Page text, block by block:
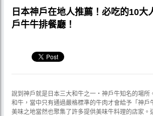
日本神戶在地人推薦！必吃的10大
戶牛牛排餐廳！
說到神戶就是日本三大和牛之一‧神戶牛知名的場所
和牛，當中只有通過嚴格標準的牛肉才會給予「神戶
美味之地當然也聚集了許多提供美味牛料理的店家。